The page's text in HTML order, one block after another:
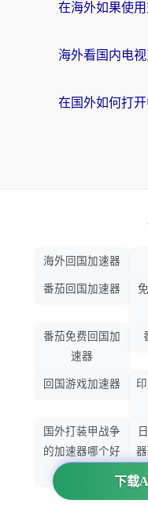
下载
海外回国加速器
番茄回国加速器
番茄免费回国加
速器
回国游戏加速器
国外打装甲战争
的加速器哪个好